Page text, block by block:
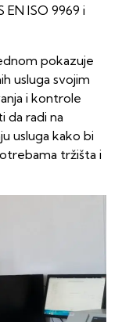
EN ISO 9969 i
pokazuje
usluga svojim
i kontrole
da radi na
usluga kako bi
tržišta i